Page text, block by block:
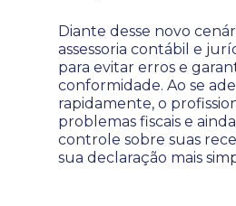
Diante desse novo
assessoria contábil e
para evitar erros e
conformidade. Ao se
rapidamente, o
problemas fiscais e
controle sobre suas
sua declaração mais